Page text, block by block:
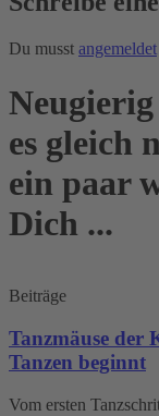
Du musst angemeldet
es gleich
ein paar
Dich ...
Beiträge
Tanzmäuse der
Tanzen beginnt
Vom ersten